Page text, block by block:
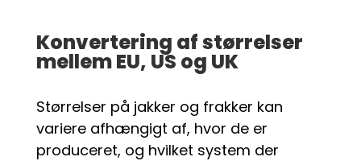
Konvertering af størrelser
mellem EU, US og UK
Størrelser på jakker og frakker kan
variere afhængigt af, hvor de er
produceret, og hvilket system der